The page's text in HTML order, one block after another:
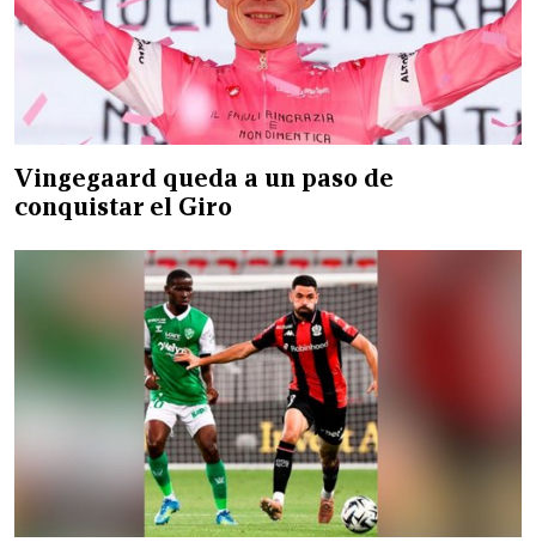
Vingegaard queda a un paso de
conquistar el Giro